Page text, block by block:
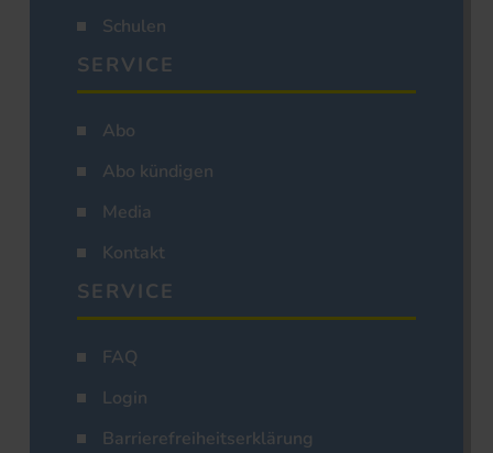
Schulen
SERVICE
Abo
Abo kündigen
Media
Kontakt
SERVICE
FAQ
Login
Barrierefreiheitserklärung